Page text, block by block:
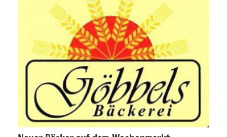
Angebote
/Verbesserungen..
Allgemein